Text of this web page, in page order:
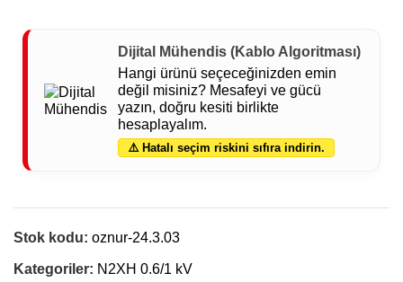
Dijital Mühendis (Kablo Algoritması)
Hangi ürünü seçeceğinizden emin
değil misiniz? Mesafeyi ve gücü
yazın, doğru kesiti birlikte
hesaplayalım.
⚠️ Hatalı seçim riskini sıfıra indirin.
Stok kodu: oznur-24.3.03
Kategoriler: N2XH 0.6/1 kV